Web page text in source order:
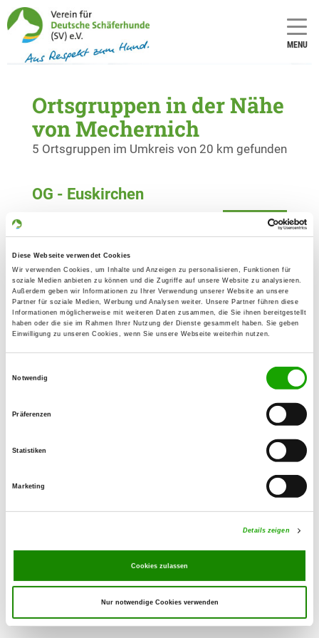
Diese Webseite verwendet Cookies
Wir verwenden Cookies, um Inhalte und Anzeigen zu personalisieren, Funktionen für
soziale Medien anbieten zu können und die Zugriffe auf unsere Website zu analysieren.
Außerdem geben wir Informationen zu Ihrer Verwendung unserer Website an unsere
Partner für soziale Medien, Werbung und Analysen weiter. Unsere Partner führen diese
Informationen möglicherweise mit weiteren Daten zusammen, die Sie ihnen bereitgestellt
haben oder die sie im Rahmen Ihrer Nutzung der Dienste gesammelt haben. Sie geben
Einwilligung zu unseren Cookies, wenn Sie unsere Webseite weiterhin nutzen.
Notwendig
Präferenzen
Statistiken
Marketing
Details zeigen
Cookies zulassen
Nur notwendige Cookies verwenden
MENU
Ortsgruppen in der Nähe
von Mechernich
5 Ortsgruppen im Umkreis von 20 km gefunden
OG - Euskirchen
Details
OG - Kall-Nordeifel e.V.
Details
Wackerberg 1
53925 Kall
OG - Kuchenheim e.V.
Details
Liststraßen
Details
Am Steinberg
OG - Swisttal-Odendorf von 1934
53913 Swisttal